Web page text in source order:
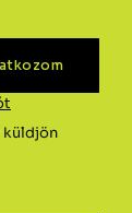
küldjön